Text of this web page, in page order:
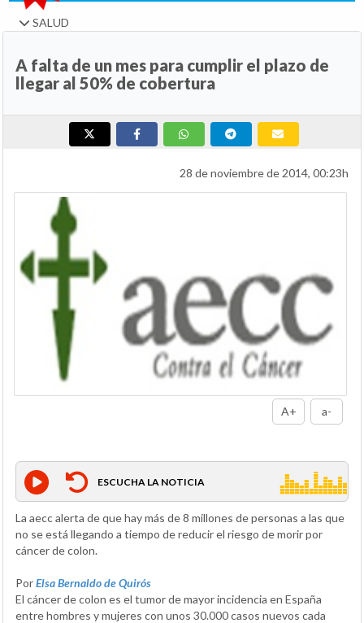
SALUD
A falta de un mes para cumplir el plazo de
llegar al 50% de cobertura
28 de noviembre de 2014, 00:23h
A+ a-
ESCUCHA LA NOTICIA
La aecc alerta de que hay más de 8 millones de personas a las que
no se está llegando a tiempo de reducir el riesgo de morir por
cáncer de colon.
PorElsa Bernaldo de Quirós
El cáncer de colon es el tumor de mayor incidencia en España
entre hombres y mujeres con unos 30.000 casos nuevos cada